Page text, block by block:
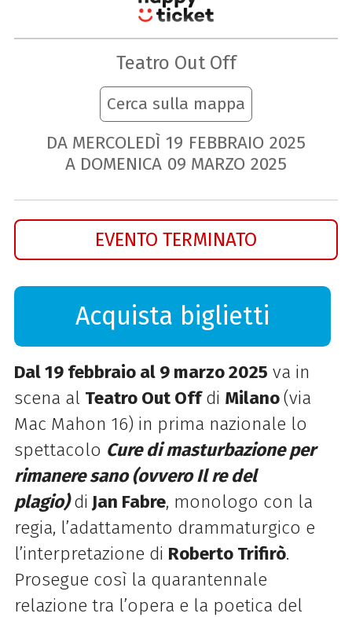
Teatro Out Off
Cerca sulla mappa
DA MERCOLEDÌ 19 FEBBRAIO 2025
A DOMENICA 09 MARZO 2025
EVENTO TERMINATO
Acquista biglietti
Dal 19 febbraio al 9 marzo 2025 va in
scena al Teatro Out Offdi Milano(via
Mac Mahon 16) in prima nazionale lo
spettacolo Cure di masturbazione per
rimanere sano (ovvero Il re del
plagio) di Jan Fabre, monologo con la
regia, l’adattamento drammaturgico e
l’interpretazione di Roberto Trifirò.
Prosegue così la quarantennale
relazione tra l’opera e la poetica del